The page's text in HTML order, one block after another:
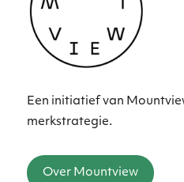
Een initiatief van
merkstrategie.
Over Mountview